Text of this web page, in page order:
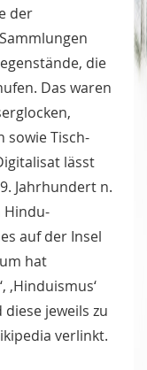
der
die
Das waren
sowie Tisch-
lässt
Jahrhundert n.
Hindu-
auf der Insel
hat
‚Hinduismus‘
jeweils zu
verlinkt.